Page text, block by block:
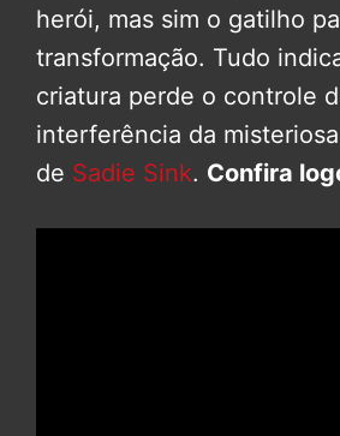
herói, mas sim o gatilho
transformação. Tudo
criatura perde o controle
interferência da
de Sadie Sink. Confira